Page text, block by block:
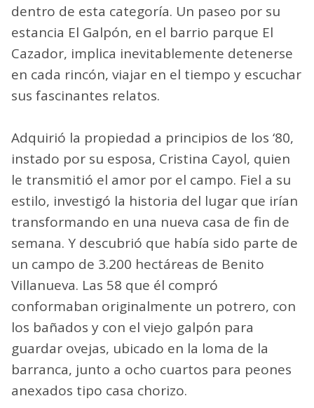
dentro de esta categoría. Un paseo por su
estancia El Galpón, en el barrio parque El
Cazador, implica inevitablemente detenerse
en cada rincón, viajar en el tiempo y escuchar
sus fascinantes relatos.
Adquirió la propiedad a principios de los ‘80,
instado por su esposa, Cristina Cayol, quien
le transmitió el amor por el campo. Fiel a su
estilo, investigó la historia del lugar que irían
transformando en una nueva casa de fin de
semana. Y descubrió que había sido parte de
un campo de 3.200 hectáreas de Benito
Villanueva. Las 58 que él compró
conformaban originalmente un potrero, con
los bañados y con el viejo galpón para
guardar ovejas, ubicado en la loma de la
barranca, junto a ocho cuartos para peones
anexados tipo casa chorizo.